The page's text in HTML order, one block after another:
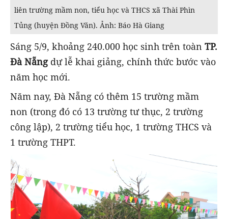
liên trường mầm non, tiểu học và THCS xã Thài Phìn
Tủng (huyện Đồng Văn). Ảnh: Báo Hà Giang
Sáng 5/9, khoảng 240.000 học sinh trên toàn TP.
Đà Nẵngdự lễ khai giảng, chính thức bước vào
năm học mới.
Năm nay, Đà Nẵng có thêm 15 trường mầm
non (trong đó có 13 trường tư thục, 2 trường
công lập), 2 trường tiểu học, 1 trường THCS và
1 trường THPT.